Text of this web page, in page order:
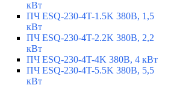
кВт
ПЧ ESQ-230-4T-1.5K 380В, 1,5
кВт
ПЧ ESQ-230-4T-2.2K 380В, 2,2
кВт
ПЧ ESQ-230-4T-4K 380В, 4 кВт
ПЧ ESQ-230-4T-5.5K 380В, 5,5
кВт